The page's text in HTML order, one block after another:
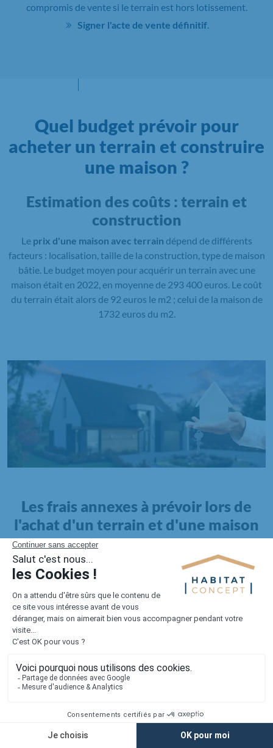
compromis de vente si le terrain est hors lotissement.
Signer l'acte de vente définitif
Quel budget prévoir pour
acheter un terrain et construire
une maison ?
Estimation des coûts : terrain et
construction
Le prix d'une maison avec terrain dépend de différents
facteurs : localisation, taille de la construction, type de maison
bâtie. Le budget moyen pour acquérir un terrain avec une
maison était en 2022, en moyenne de 293 400 euros. Le coût
du terrain était alors de 92 euros le m2 ; celui de la maison de
1732 euros du m2.
Les frais annexes à prévoir lors de
l'achat d'un terrain et d'une maison
Il faut également intégrer à votre budget, les
pour la maison. Outre l'achat du terrain et la construction, il
faut prendre en compte la viabilisation si elle n'est pas
proposée par le constructeur. Les frais de raccordements et les
taxes éventuelles coûtent entre 5 000 et 15 000 euros selon la
localisation du terrain et son accès.
Quant auxfrais de notaire
Lorsque vous vous tournez vers une maison existante, il sera
nécessaire de faire des travaux de rénovation. Ceux-ci sont
souvent coûteux et doivent être ajoutés au prix de l'achat